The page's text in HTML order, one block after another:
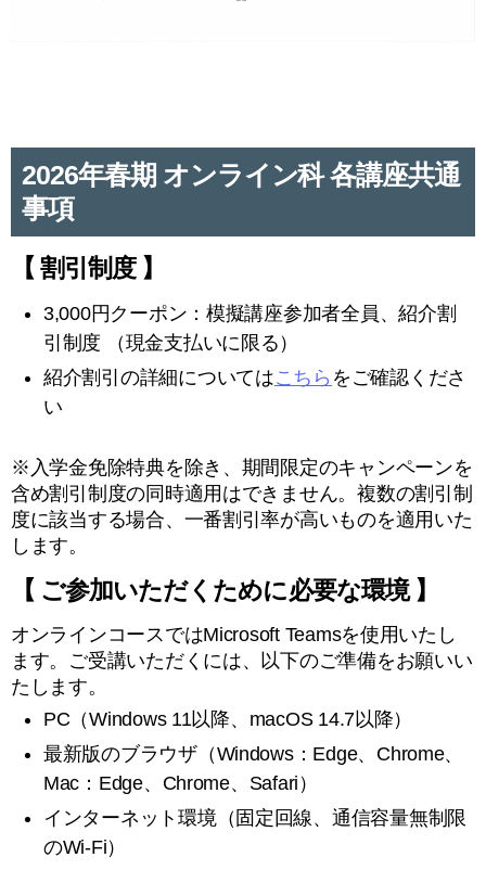
2026年春期 オンライン科 各講座共通
事項
【 割引制度 】
3,000円クーポン：模擬講座参加者全員、紹介割
引制度 （現金支払いに限る）
紹介割引の詳細についてはこちら をご確認くださ
い
※入学金免除特典を除き、期間限定のキャンペーンを
含め割引制度の同時適用はできません。複数の割引制
度に該当する場合、一番割引率が高いものを適用いた
します。
【 ご参加いただくために必要な環境 】
オンラインコースではMicrosoft Teamsを使用いたし
ます。ご受講いただくには、以下のご準備をお願いい
たします。
PC（Windows 11以降、macOS 14.7以降）
最新版のブラウザ（Windows：Edge、Chrome、
Mac：Edge、Chrome、Safari）
インターネット環境（固定回線、通信容量無制限
のWi-Fi）